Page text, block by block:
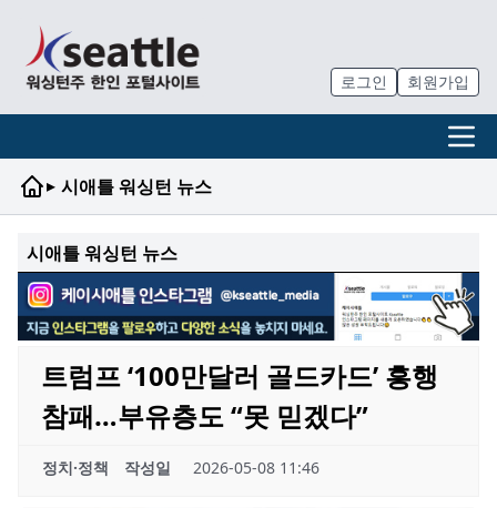
로그인 회원가입
▸ 시애틀 워싱턴 뉴스
시애틀 워싱턴 뉴스
트럼프 ‘100만달러 골드카드’ 흥행
참패…부유층도 “못 믿겠다”
정치·정책 작성일 2026-05-08 11:46